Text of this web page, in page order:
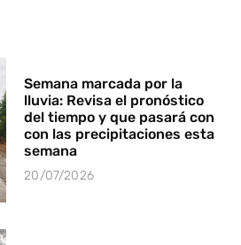
Semana marcada por la
lluvia: Revisa el pronóstico
del tiempo y que pasará con
con las precipitaciones esta
semana
20/07/2026